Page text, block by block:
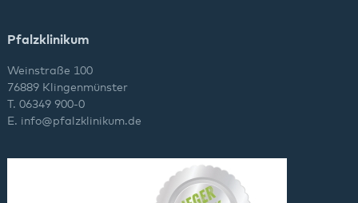
Pfalzklinikum
Weinstraße 100
76889 Klingenmünster
T. 06349 900-0
E. info@pfalzklinikum.de